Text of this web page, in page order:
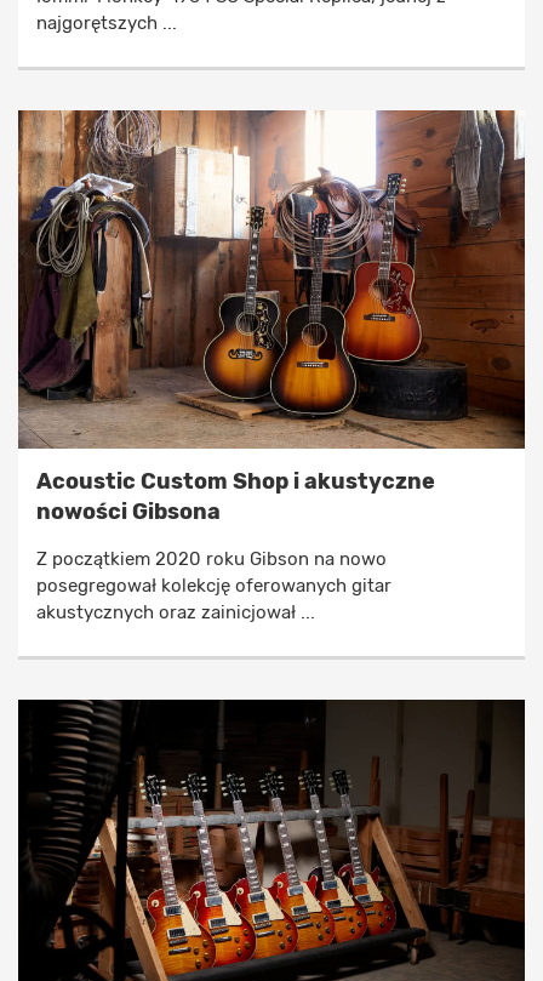
najgorętszych ...
Acoustic Custom Shop i akustyczne
nowości Gibsona
Z początkiem 2020 roku Gibson na nowo
posegregował kolekcję oferowanych gitar
akustycznych oraz zainicjował ...